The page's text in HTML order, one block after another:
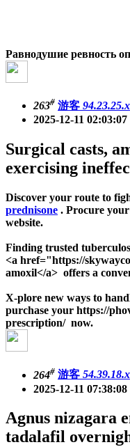
Равнодушие ревность
263# 游客 94.23.25.x
2025-12-11 02:03:07
Surgical casts,
exercising
Discover your route to
prednisone . Procure
website.
Finding trusted
<a href="https://
amoxil</a> offers a
X-plore new ways to
purchase your https://
prescription/ now.
264# 游客 54.39.18.x
2025-12-11 07:38:08
Agnus nizagara
tadalafil